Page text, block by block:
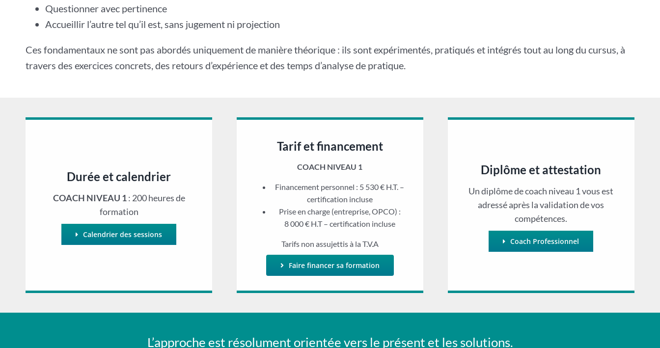
Questionner avec pertinence
Accueillir l’autre tel qu’il est, sans jugement ni projection
Ces fondamentaux ne sont pas abordés uniquement de manière théorique : ils sont expérimentés, pratiqués et intégrés tout au long du cursus, à
travers des exercices concrets, des retours d’expérience et des temps d’analyse de pratique.
Durée et calendrier
COACH NIVEAU 1: 200 heures de
formation
Calendrier des sessions
Tarif et financement
COACH NIVEAU 1
Financement personnel : 5 530 € H.T. –
certification incluse
Prise en charge (entreprise, OPCO) :
8 000 € H.T – certification incluse
Tarifs non assujettis à la T.V.A
Faire financer sa formation
Diplôme et attestation
Un diplôme de coach niveau 1 vous est
adressé après la validation de vos
compétences.
Coach Professionnel
L’approche est résolument orientée vers le présent et les solutions.